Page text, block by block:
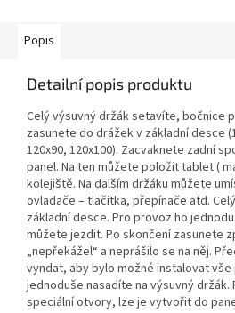
Popis
Detailní popis produktu
Celý výsuvný držák setavíte, bočnice
zasunete do drážek v základní desce
120x90, 120x100). Zacvaknete zadní
panel. Na ten můžete položit tablet (
kolejiště. Na dalším držáku můžete
ovladače – tlačítka, přepínače atd.
základní desce. Pro provoz ho
můžete jezdit. Po skončení zasunete
„nepřekážel“ a neprášilo se na něj.
vyndat, aby bylo možné instalovat
jednoduše nasadíte na výsuvný
speciální otvory, lze je vytvořit do